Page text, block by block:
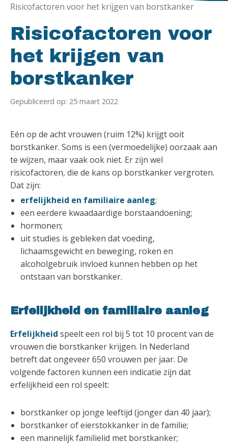
Risicofactoren voor het krijgen van borstkanker
Risicofactoren voor
het krijgen van
borstkanker
Gepubliceerd op: 25 maart 2022
Eén op de acht vrouwen (ruim 12%) krijgt ooit
borstkanker. Soms is een (vermoedelijke) oorzaak aan
te wijzen, maar vaak ook niet. Er zijn wel
risicofactoren, die de kans op borstkanker vergroten.
Dat zijn:
erfelijkheid en familiaire aanleg;
een eerdere kwaadaardige borstaandoening;
hormonen;
uit studies is gebleken dat voeding,
lichaamsgewicht en beweging, roken en
alcoholgebruik invloed kunnen hebben op het
ontstaan van borstkanker.
Erfelijkheid en familiaire aanleg
Erfelijkheid speelt een rol bij 5 tot 10 procent van de
vrouwen die borstkanker krijgen. In Nederland
betreft dat ongeveer 650 vrouwen per jaar. De
volgende factoren kunnen een indicatie zijn dat
erfelijkheid een rol speelt:
borstkanker op jonge leeftijd (jonger dan 40 jaar);
borstkanker of eierstokkanker in de familie;
een mannelijk familielid met borstkanker;